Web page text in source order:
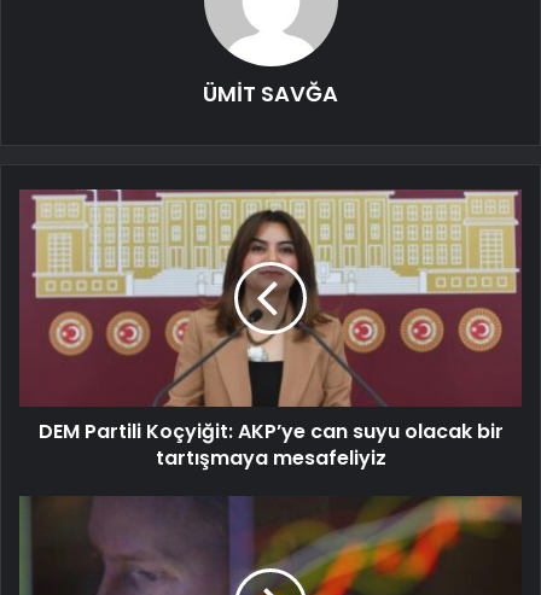
ÜMİT SAVĞA
DEM Partili Koçyiğit: AKP’ye can suyu olacak bir
tartışmaya mesafeliyiz